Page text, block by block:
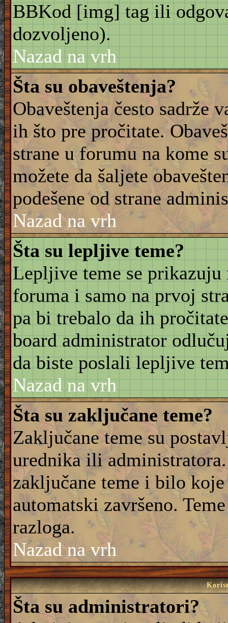
BBKod [img] tag ili
dozvoljeno).
Nazad na vrh
Šta su obaveštenja?
Obaveštenja često sadrže
ih što pre pročitate.
strane u forumu na kome
možete da šaljete
podešene od strane
Nazad na vrh
Šta su lepljive teme?
Lepljive teme se prikazuju
foruma i samo na prvoj
pa bi trebalo da ih
board administrator
da biste poslali lepljive
Nazad na vrh
Šta su zaključane teme?
Zaključane teme su
urednika ili
zaključane teme i bilo
automatski završeno.
razloga.
Nazad na vrh
Šta su administratori?